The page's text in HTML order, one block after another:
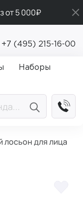
от 5 000₽
5 000₽
+7 (495) 215-16-00
Наборы
для лица